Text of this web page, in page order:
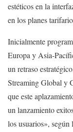
estéticos en la
en los planes
Inicialmente
Europa y Asia-
un retraso
Streaming Global y
que este
un lanzamiento
los usuarios», según